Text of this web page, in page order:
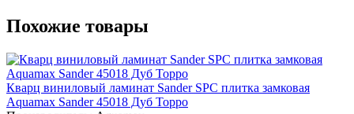
Похожие товары
Кварц виниловый ламинат Sander SPC плитка замковая
Aquamax Sander 45018 Дуб Торро